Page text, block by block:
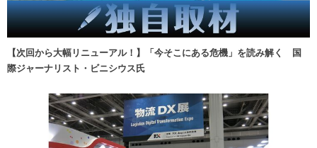
【次回から大幅リニューアル！】「今そこにある危機」を読み解く 国
際ジャーナリスト・ビニシウス氏